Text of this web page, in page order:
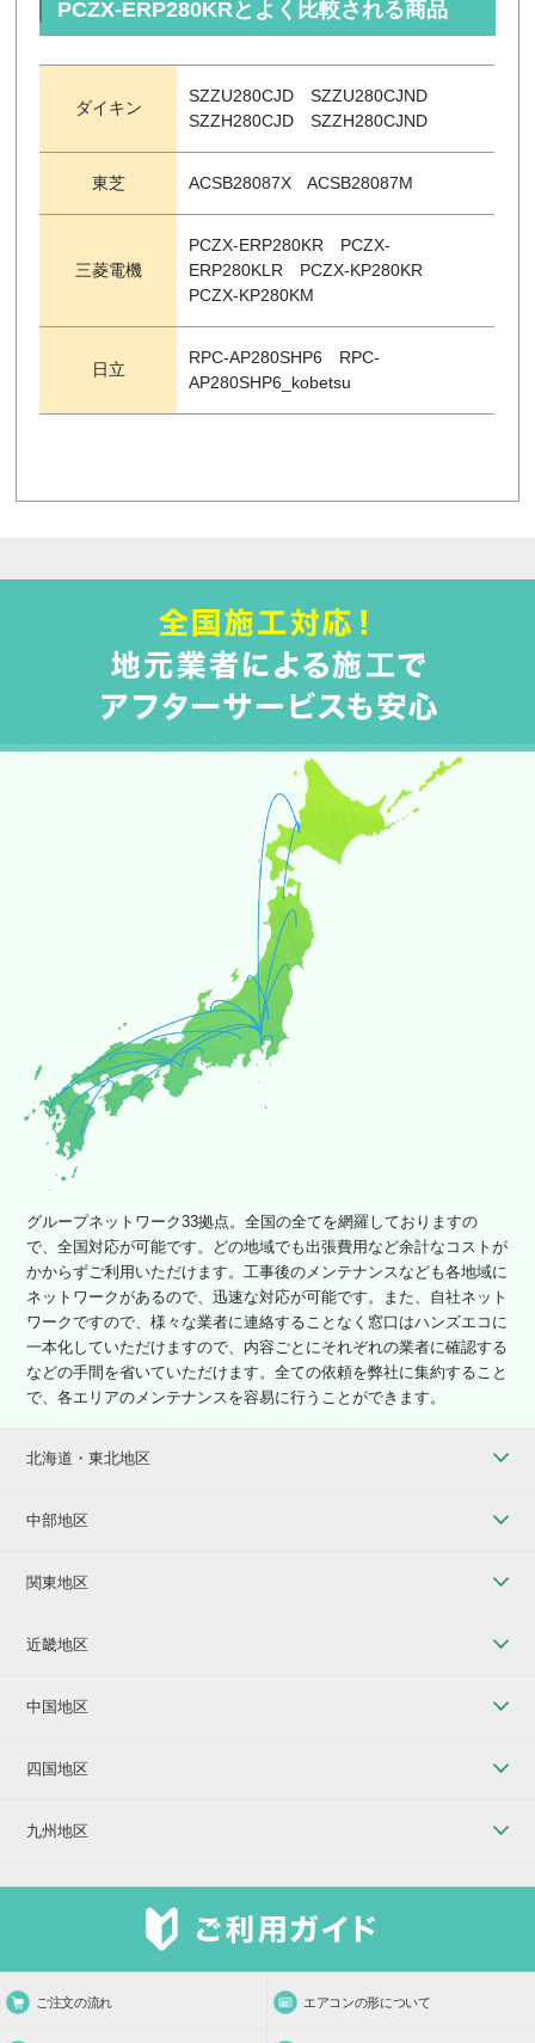
PCZX-ERP280KRとよく比較される商品
ダイキン
SZZU280CJD SZZU280CJND
SZZH280CJD SZZH280CJND
東芝 ACSB28087X ACSB28087M
三菱電機
PCZX-ERP280KR PCZX-
ERP280KLR PCZX-KP280KR
PCZX-KP280KM
日立
RPC-AP280SHP6 RPC-
AP280SHP6_kobetsu
グループネットワーク33拠点。全国の全てを網羅しておりますの
で、全国対応が可能です。どの地域でも出張費用など余計なコストが
かからずご利用いただけます。工事後のメンテナンスなども各地域に
ネットワークがあるので、迅速な対応が可能です。また、自社ネット
ワークですので、様々な業者に連絡することなく窓口はハンズエコに
一本化していただけますので、内容ごとにそれぞれの業者に確認する
などの手間を省いていただけます。全ての依頼を弊社に集約すること
で、各エリアのメンテナンスを容易に行うことができます。
北海道・東北地区
中部地区
関東地区
近畿地区
中国地区
四国地区
九州地区
ご注文の流れ エアコンの形について